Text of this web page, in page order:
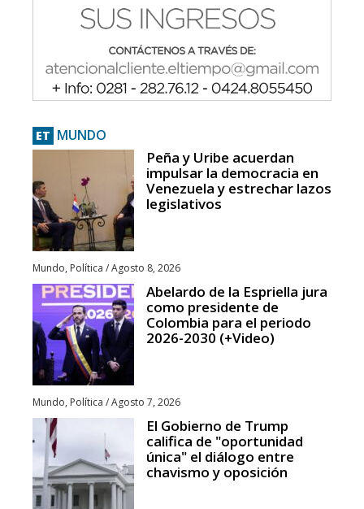
ET MUNDO
Peña y Uribe acuerdan
impulsar la democracia en
Venezuela y estrechar lazos
legislativos
Mundo, Política /Agosto 8, 2026
Abelardo de la Espriella jura
como presidente de
Colombia para el periodo
2026-2030 (+Video)
Mundo, Política /Agosto 7, 2026
El Gobierno de Trump
califica de "oportunidad
única" el diálogo entre
chavismo y oposición